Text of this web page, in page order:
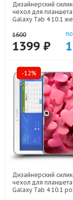
Дизайнерский
чехол для
Galaxy Tab 4 10.1
1600
1399 ₽
-12%
Дизайнерский
чехол для
Galaxy Tab 4 10.1